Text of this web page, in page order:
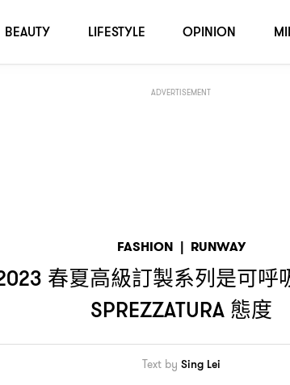
ADVERTISEMENT
FASHION | RUNWAY
春夏高級訂製系列是可呼
SPREZZATURA 態度
Text by Sing Lei
BEAUTY LIFESTYLE OPINION
SPREZZATURA